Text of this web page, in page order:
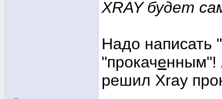
XRAY будет
Надо написать
"прокаченным"!
решил Xray